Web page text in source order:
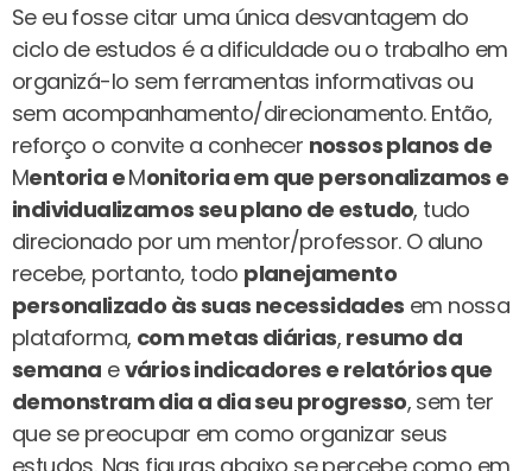
Se eu fosse citar uma única desvantagem do
ciclo de estudos é a dificuldade ou o trabalho em
organizá-lo sem ferramentas informativas ou
sem acompanhamento/direcionamento. Então,
reforço o convite a conhecer nossos planos de
Mentoria eMonitoria em que personalizamos e
individualizamos seu plano de estudo, tudo
direcionado por um mentor/professor. O aluno
recebe, portanto, todo planejamento
personalizado às suas necessidades em nossa
plataforma, com metas diárias, resumo da
semana evários indicadores e relatórios que
demonstram dia a dia seu progresso, sem ter
que se preocupar em como organizar seus